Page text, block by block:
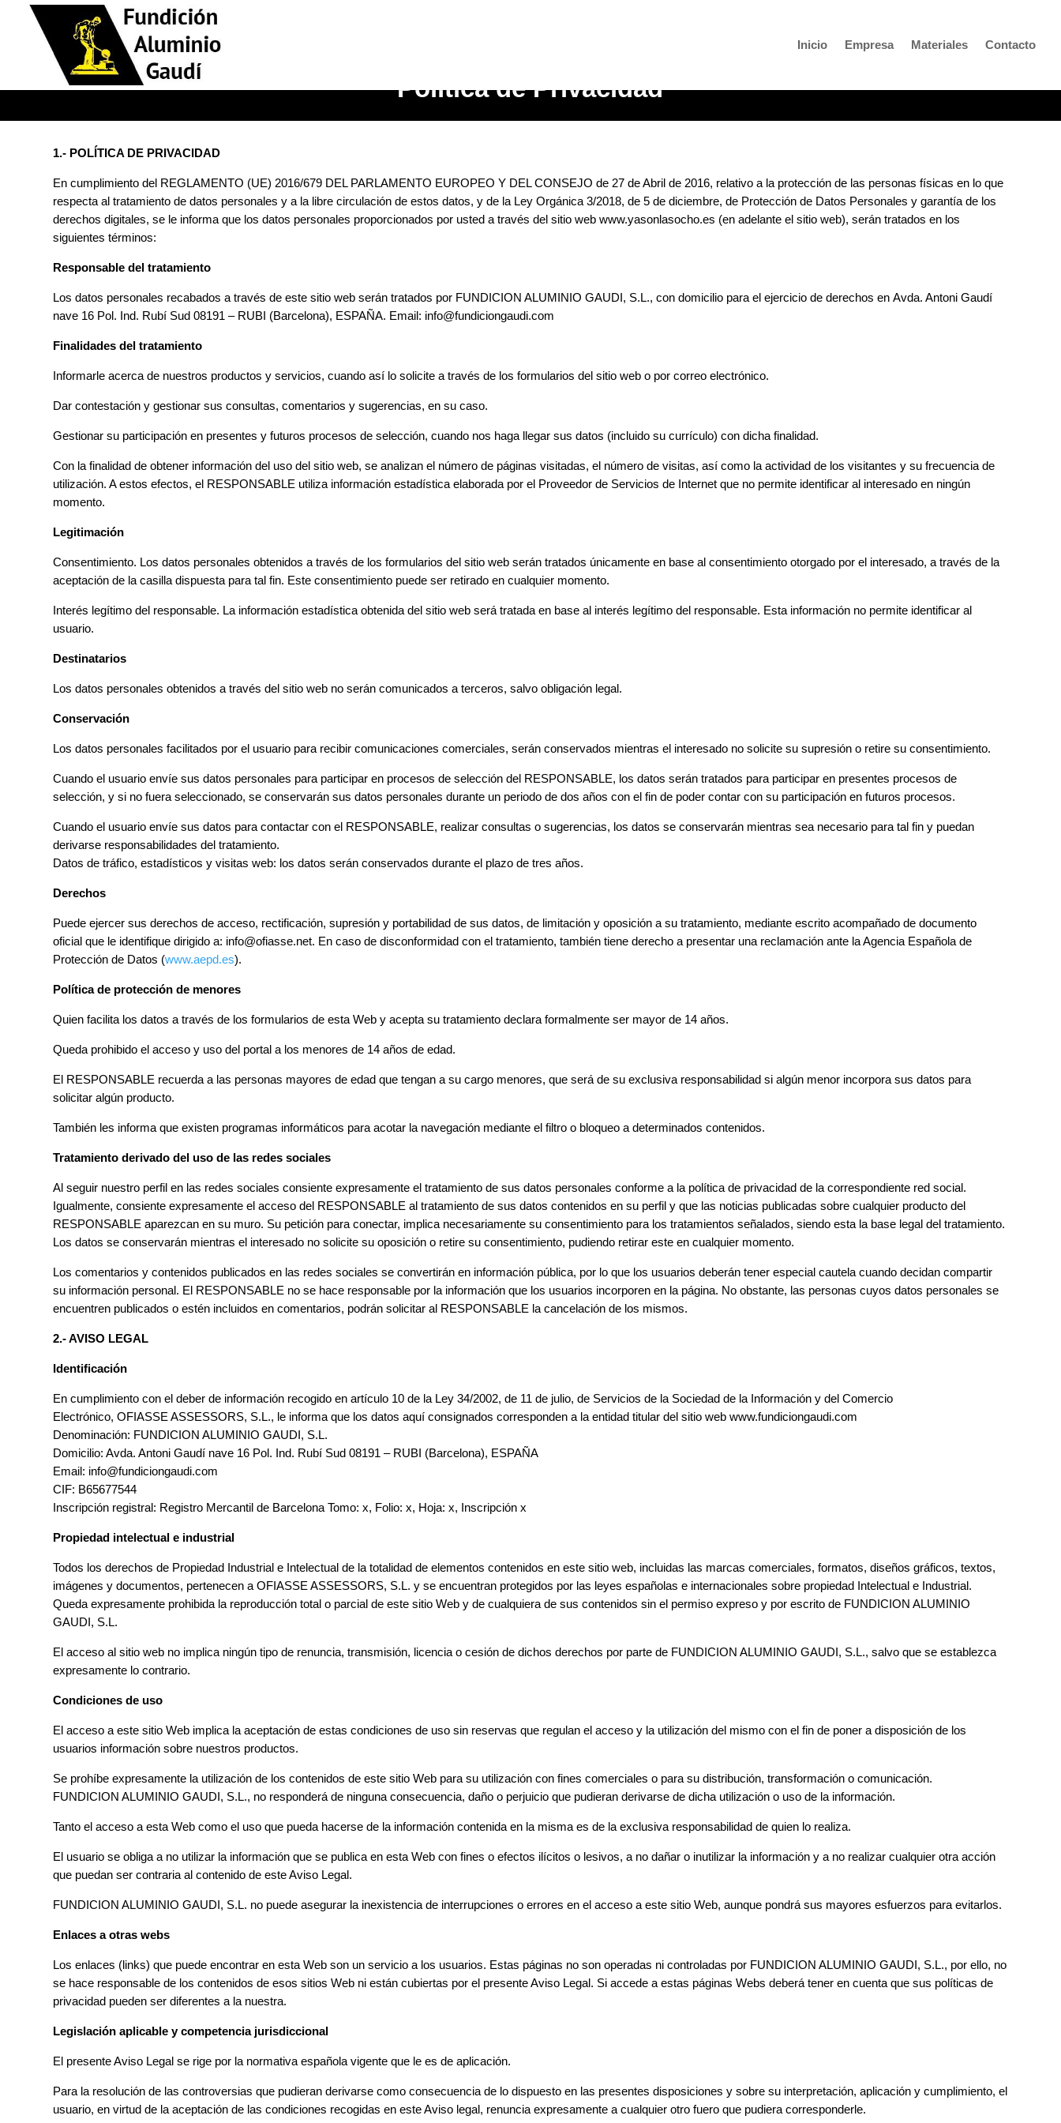
Inicio Empresa Materiales Contacto
Política de Privacidad
1.- POLÍTICA DE PRIVACIDAD
En cumplimiento del REGLAMENTO (UE) 2016/679 DEL PARLAMENTO EUROPEO Y DEL CONSEJO de 27 de Abril de 2016, relativo a la protección de las personas físicas en lo que
respecta al tratamiento de datos personales y a la libre circulación de estos datos, y de la Ley Orgánica 3/2018, de 5 de diciembre, de Protección de Datos Personales y garantía de los
derechos digitales, se le informa que los datos personales proporcionados por usted a través del sitio web www.yasonlasocho.es (en adelante el sitio web), serán tratados en los
siguientes términos:
Responsable del tratamiento
Los datos personales recabados a través de este sitio web serán tratados por FUNDICION ALUMINIO GAUDI, S.L., con domicilio para el ejercicio de derechos enAvda. Antoni Gaudí
nave 16 Pol. Ind. Rubí Sud 08191 – RUBI (Barcelona), ESPAÑA. Email: info@fundiciongaudi.com
Finalidades del tratamiento
Informarle acerca de nuestros productos y servicios, cuando así lo solicite a través de los formularios del sitio web o por correo electrónico.
Dar contestación y gestionar sus consultas, comentarios y sugerencias, en su caso.
Gestionar su participación en presentes y futuros procesos de selección, cuando nos haga llegar sus datos (incluido su currículo) con dicha finalidad.
Con la finalidad de obtener información del uso del sitio web, se analizan el número de páginas visitadas, el número de visitas, así como la actividad de los visitantes y su frecuencia de
utilización. A estos efectos, el RESPONSABLE utiliza información estadística elaborada por el Proveedor de Servicios de Internet que no permite identificar al interesado en ningún
momento.
Legitimación
Consentimiento. Los datos personales obtenidos a través de los formularios del sitio web serán tratados únicamente en base al consentimiento otorgado por el interesado, a través de la
aceptación de la casilla dispuesta para tal fin. Este consentimiento puede ser retirado en cualquier momento.
Interés legítimo del responsable. La información estadística obtenida del sitio web será tratada en base al interés legítimo del responsable. Esta información no permite identificar al
usuario.
Destinatarios
Los datos personales obtenidos a través del sitio web no serán comunicados a terceros, salvo obligación legal.
Conservación
Los datos personales facilitados por el usuario para recibir comunicaciones comerciales, serán conservados mientras el interesado no solicite su supresión o retire su consentimiento.
Cuando el usuario envíe sus datos personales para participar en procesos de selección del RESPONSABLE, los datos serán tratados para participar en presentes procesos de
selección, y si no fuera seleccionado, se conservarán sus datos personales durante un periodo de dos años con el fin de poder contar con su participación en futuros procesos.
Cuando el usuario envíe sus datos para contactar con el RESPONSABLE, realizar consultas o sugerencias, los datos se conservarán mientras sea necesario para tal fin y puedan
derivarse responsabilidades del tratamiento.
Datos de tráfico, estadísticos y visitas web: los datos serán conservados durante el plazo de tres años.
Derechos
Puede ejercer sus derechos de acceso, rectificación, supresión y portabilidad de sus datos, de limitación y oposición a su tratamiento, mediante escrito acompañado de documento
oficial que le identifique dirigido a: info@ofiasse.net. En caso de disconformidad con el tratamiento, también tiene derecho a presentar una reclamación ante la Agencia Española de
Protección de Datos (www.aepd.es).
Política de protección de menores
Quien facilita los datos a través de los formularios de esta Web y acepta su tratamiento declara formalmente ser mayor de 14 años.
Queda prohibido el acceso y uso del portal a los menores de 14 años de edad.
El RESPONSABLE recuerda a las personas mayores de edad que tengan a su cargo menores, que será de su exclusiva responsabilidad si algún menor incorpora sus datos para
solicitar algún producto.
También les informa que existen programas informáticos para acotar la navegación mediante el filtro o bloqueo a determinados contenidos.
Tratamiento derivado del uso de las redes sociales
Al seguir nuestro perfil en las redes sociales consiente expresamente el tratamiento de sus datos personales conforme a la política de privacidad de la correspondiente red social.
Igualmente, consiente expresamente el acceso del RESPONSABLE al tratamiento de sus datos contenidos en su perfil y que las noticias publicadas sobre cualquier producto del
RESPONSABLE aparezcan en su muro. Su petición para conectar, implica necesariamente su consentimiento para los tratamientos señalados, siendo esta la base legal del tratamiento.
Los datos se conservarán mientras el interesado no solicite su oposición o retire su consentimiento, pudiendo retirar este en cualquier momento.
Los comentarios y contenidos publicados en las redes sociales se convertirán en información pública, por lo que los usuarios deberán tener especial cautela cuando decidan compartir
su información personal. El RESPONSABLE no se hace responsable por la información que los usuarios incorporen en la página. No obstante, las personas cuyos datos personales se
encuentren publicados o estén incluidos en comentarios, podrán solicitar al RESPONSABLE la cancelación de los mismos.
2.- AVISO LEGAL
Identificación
En cumplimiento con el deber de información recogido en artículo 10 de la Ley 34/2002, de 11 de julio, de Servicios de la Sociedad de la Información y del Comercio
Electrónico, OFIASSE ASSESSORS, S.L., le informa que los datos aquí consignados corresponden a la entidad titular del sitio web www.fundiciongaudi.com
Denominación: FUNDICION ALUMINIO GAUDI, S.L.
Domicilio:Avda. Antoni Gaudí nave 16 Pol. Ind. Rubí Sud 08191 – RUBI (Barcelona), ESPAÑA
Email: info@fundiciongaudi.com
CIF: B65677544
Inscripción registral: Registro Mercantil de Barcelona Tomo: x, Folio: x, Hoja: x, Inscripción x
Propiedad intelectual e industrial
Todos los derechos de Propiedad Industrial e Intelectual de la totalidad de elementos contenidos en este sitio web, incluidas las marcas comerciales, formatos, diseños gráficos, textos,
imágenes y documentos, pertenecen a OFIASSE ASSESSORS, S.L. y se encuentran protegidos por las leyes españolas e internacionales sobre propiedad Intelectual e Industrial.
Queda expresamente prohibida la reproducción total o parcial de este sitio Web y de cualquiera de sus contenidos sin el permiso expreso y por escrito de FUNDICION ALUMINIO
GAUDI, S.L.
El acceso al sitio web no implica ningún tipo de renuncia, transmisión, licencia o cesión de dichos derechos por parte de FUNDICION ALUMINIO GAUDI, S.L., salvo que se establezca
expresamente lo contrario.
Condiciones de uso
El acceso a este sitio Web implica la aceptación de estas condiciones de uso sin reservas que regulan el acceso y la utilización del mismo con el fin de poner a disposición de los
usuarios información sobre nuestros productos.
Se prohíbe expresamente la utilización de los contenidos de este sitio Web para su utilización con fines comerciales o para su distribución, transformación o comunicación.
FUNDICION ALUMINIO GAUDI, S.L., no responderá de ninguna consecuencia, daño o perjuicio que pudieran derivarse de dicha utilización o uso de la información.
Tanto el acceso a esta Web como el uso que pueda hacerse de la información contenida en la misma es de la exclusiva responsabilidad de quien lo realiza.
El usuario se obliga a no utilizar la información que se publica en esta Web con fines o efectos ilícitos o lesivos, a no dañar o inutilizar la información y a no realizar cualquier otra acción
que puedan ser contraria al contenido de este Aviso Legal.
FUNDICION ALUMINIO GAUDI, S.L. no puede asegurar la inexistencia de interrupciones o errores en el acceso a este sitio Web, aunque pondrá sus mayores esfuerzos para evitarlos.
Enlaces a otras webs
Los enlaces (links) que puede encontrar en esta Web son un servicio a los usuarios. Estas páginas no son operadas ni controladas por FUNDICION ALUMINIO GAUDI, S.L., por ello, no
se hace responsable de los contenidos de esos sitios Web ni están cubiertas por el presente Aviso Legal. Si accede a estas páginas Webs deberá tener en cuenta que sus políticas de
privacidad pueden ser diferentes a la nuestra.
Legislación aplicable y competencia jurisdiccional
El presente Aviso Legal se rige por la normativa española vigente que le es de aplicación.
Para la resolución de las controversias que pudieran derivarse como consecuencia de lo dispuesto en las presentes disposiciones y sobre su interpretación, aplicación y cumplimiento, el
usuario, en virtud de la aceptación de las condiciones recogidas en este Aviso legal, renuncia expresamente a cualquier otro fuero que pudiera corresponderle.